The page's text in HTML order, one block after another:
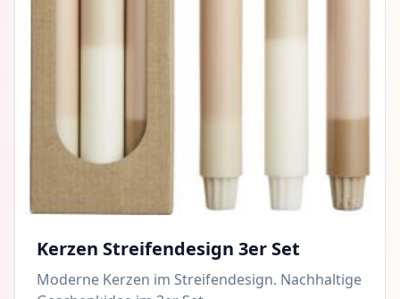
Kerzen Streifendesign 3er Set
Moderne Kerzen im Streifendesign. Nachhaltige